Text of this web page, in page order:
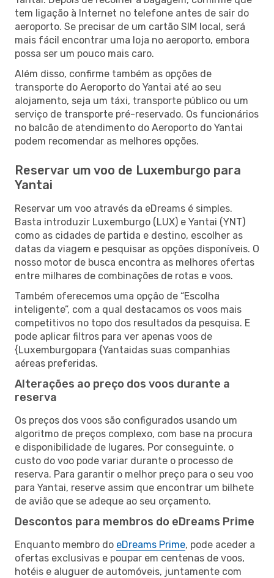
tem ligação à Internet no telefone antes de sair do
aeroporto. Se precisar de um cartão SIM local, será
mais fácil encontrar uma loja no aeroporto, embora
possa ser um pouco mais caro.
Além disso, confirme também as opções de
transporte do Aeroporto do Yantai até ao seu
alojamento, seja um táxi, transporte público ou um
serviço de transporte pré-reservado. Os funcionários
no balcão de atendimento do Aeroporto do Yantai
podem recomendar as melhores opções.
Reservar um voo de Luxemburgo para
Yantai
Reservar um voo através da eDreams é simples.
Basta introduzir Luxemburgo (LUX) e Yantai (YNT)
como as cidades de partida e destino, escolher as
datas da viagem e pesquisar as opções disponíveis. O
nosso motor de busca encontra as melhores ofertas
entre milhares de combinações de rotas e voos.
Também oferecemos uma opção de “Escolha
inteligente”, com a qual destacamos os voos mais
competitivos no topo dos resultados da pesquisa. E
pode aplicar filtros para ver apenas voos de
{Luxemburgopara {Yantaidas suas companhias
aéreas preferidas.
Alterações ao preço dos voos durante a
reserva
Os preços dos voos são configurados usando um
algoritmo de preços complexo, com base na procura
e disponibilidade de lugares. Por conseguinte, o
custo do voo pode variar durante o processo de
reserva. Para garantir o melhor preço para o seu voo
para Yantai, reserve assim que encontrar um bilhete
de avião que se adeque ao seu orçamento.
Descontos para membros do eDreams Prime
Enquanto membro do eDreams Prime, pode aceder a
ofertas exclusivas e poupar em centenas de voos,
hotéis e aluguer de automóveis, juntamente com